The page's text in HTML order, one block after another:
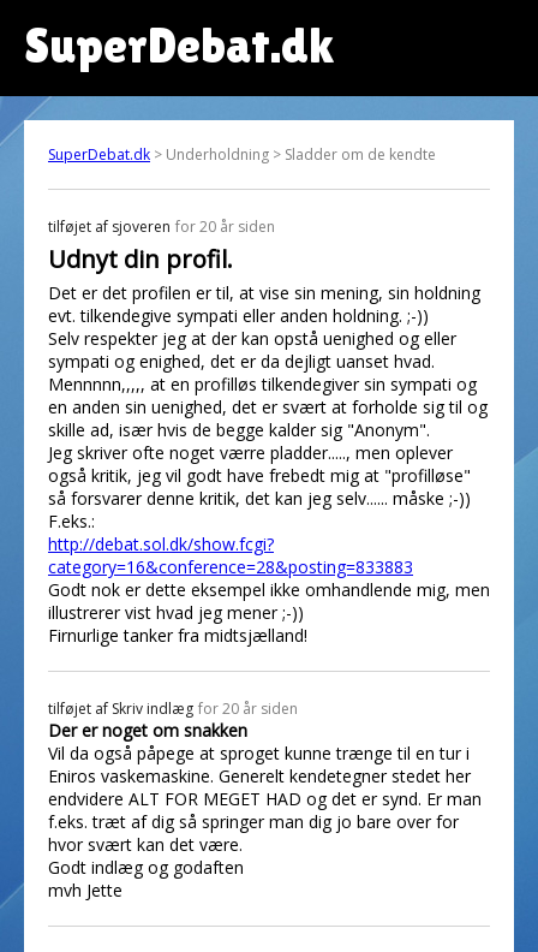
SuperDebat.dk
SuperDebat.dk > Underholdning > Sladder om de kendte
tilføjet af sjoveren for 20 år siden
Udnyt din profil.
Det er det profilen er til, at vise sin mening, sin holdning
evt. tilkendegive sympati eller anden holdning. ;-))
Selv respekter jeg at der kan opstå uenighed og eller
sympati og enighed, det er da dejligt uanset hvad.
Mennnnn,,,,, at en profilløs tilkendegiver sin sympati og
en anden sin uenighed, det er svært at forholde sig til og
skille ad, især hvis de begge kalder sig "Anonym".
Jeg skriver ofte noget værre pladder....., men oplever
også kritik, jeg vil godt have frebedt mig at "profilløse"
så forsvarer denne kritik, det kan jeg selv...... måske ;-))
F.eks.:
http://debat.sol.dk/show.fcgi?
category=16&conference=28&posting=833883
Godt nok er dette eksempel ikke omhandlende mig, men
illustrerer vist hvad jeg mener ;-))
Firnurlige tanker fra midtsjælland!
tilføjet af Skriv indlæg for 20 år siden
Der er noget om snakken
Vil da også påpege at sproget kunne trænge til en tur i
Eniros vaskemaskine. Generelt kendetegner stedet her
endvidere ALT FOR MEGET HAD og det er synd. Er man
f.eks. træt af dig så springer man dig jo bare over for
hvor svært kan det være.
Godt indlæg og godaften
mvh Jette